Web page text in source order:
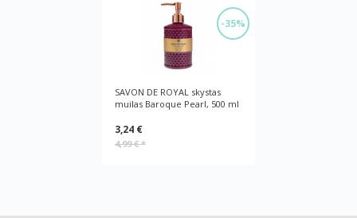
-35%
SAVON DE ROYAL skystas
muilas Baroque Pearl, 500 ml
3,24 €
4,99 €*